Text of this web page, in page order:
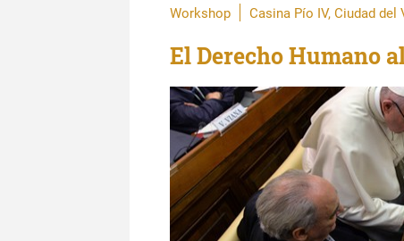
Workshop Casina Pío IV, Ciudad
El Derecho Humano